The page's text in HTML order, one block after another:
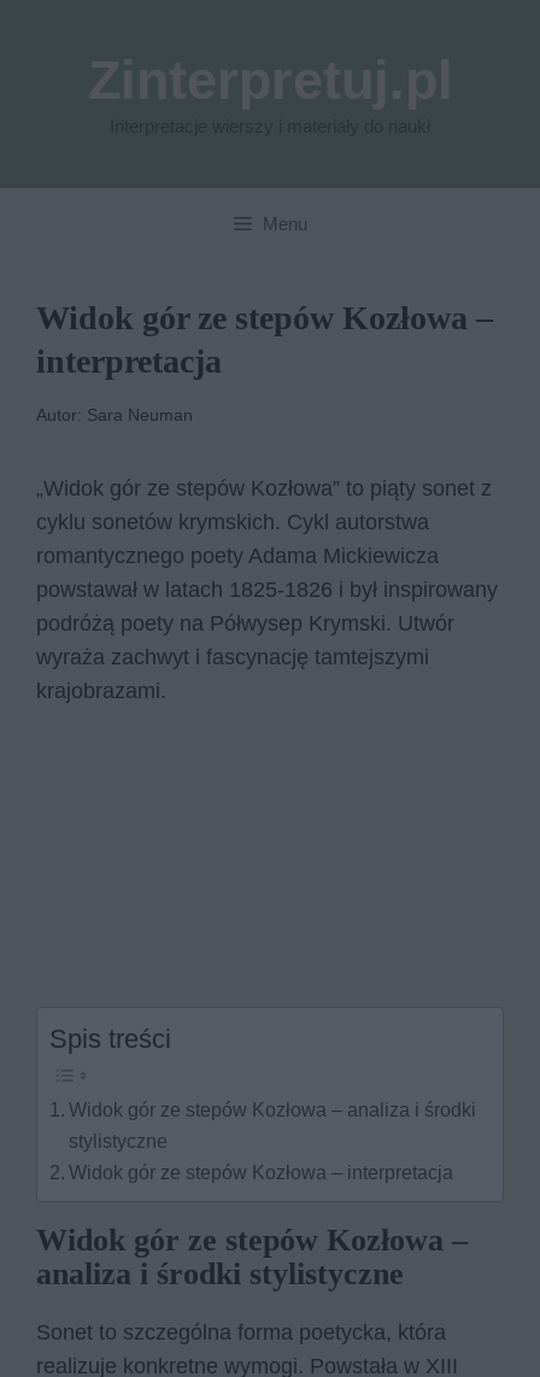
Menu
Widok gór ze stepów Kozłowa –
interpretacja
Autor: Sara Neuman
„Widok gór ze stepów Kozłowa” to piąty sonet z
cyklu sonetów krymskich. Cykl autorstwa
romantycznego poety Adama Mickiewicza
powstawał w latach 1825-1826 i był inspirowany
podróżą poety na Półwysep Krymski. Utwór
wyraża zachwyt i fascynację tamtejszymi
krajobrazami.
Spis treści
Widok gór ze stepów Kozłowa – analiza i środki
stylistyczne
Widok gór ze stepów Kozłowa – interpretacja
Widok gór ze stepów Kozłowa –
analiza i środki stylistyczne
Sonet to szczególna forma poetycka, która
realizuje konkretne wymogi. Powstała w XIII